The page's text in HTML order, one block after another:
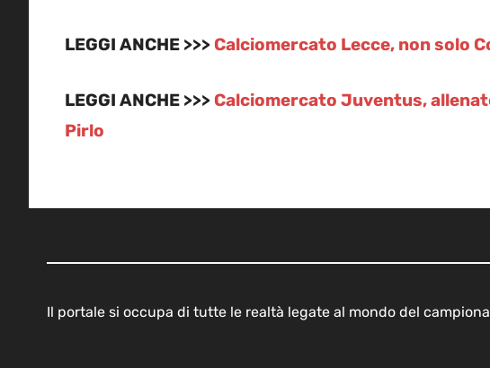
LEGGI ANCHE >>> Calciomercato Lecce, non solo
LEGGI ANCHE >>> Calciomercato Juventus,
Pirlo
Il portale si occupa di tutte le realtà legate al mondo del